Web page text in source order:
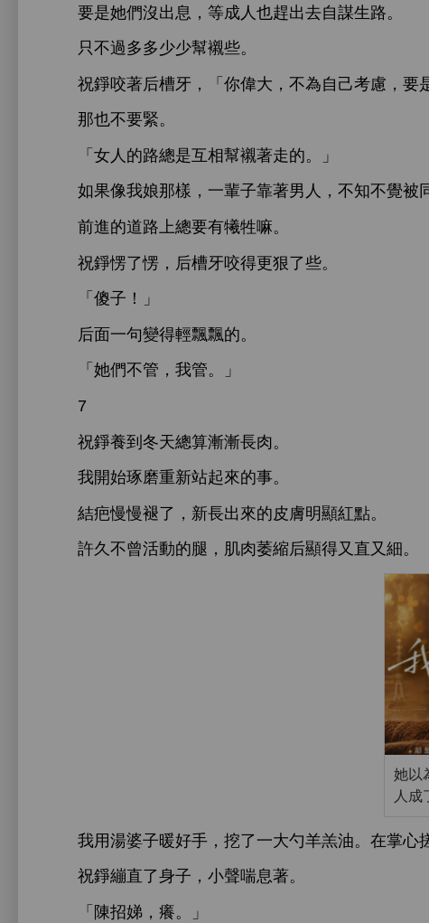
們沒
息，等成 也趕 自謀
。
只
過
幫襯些。
祝錚咬著后槽
，「 偉 ， 為自己考慮，
也
緊。
「女
總 互相幫襯著
。」
如果像
娘 樣， 輩子靠著男 ， 被
總
犧牲嘛。
祝錚愣
愣，后槽 咬得更狠
些。
「傻子！」
后面
句變得 飄飄
。
「
們 管，
管。」
7
祝錚養到
總算漸漸
肉。
始琢磨
站起
事。
結疤
褪 ， 皮膚 顯
點。
許久
曾活 腿，肌肉萎縮后顯得又直又細。
她以
人成
用湯婆子 好 ，挖 勺羊羔油。 掌
祝錚繃直
子，
喘息著。
「陳招娣，癢。」